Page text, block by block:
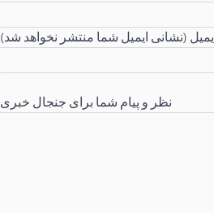
:ایمیل (نشانی ایمیل شما منتشر نخواهد شد)
:نظر و پیام شما برای جنجال خبری